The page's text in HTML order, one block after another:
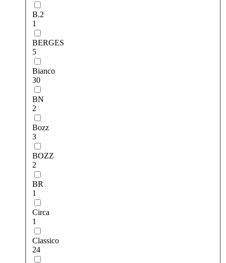
B.2
1
BERGES
5
Bianco
30
BN
2
Bozz
3
BOZZ
2
BR
1
Circa
1
Classico
24